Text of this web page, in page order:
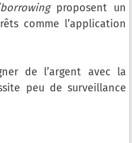
proposent un
comme l’application
de l’argent avec la
peu de surveillance